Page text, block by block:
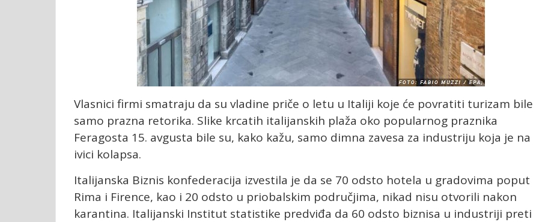
Vlasnici firmi smatraju da su vladine priče o letu u Italiji koje će povratiti turizam bile
samo prazna retorika. Slike krcatih italijanskih plaža oko popularnog praznika
Feragosta 15. avgusta bile su, kako kažu, samo dimna zavesa za industriju koja je na
ivici kolapsa.
Italijanska Biznis konfederacija izvestila je da se 70 odsto hotela u gradovima poput
Rima i Firence, kao i 20 odsto u priobalskim područjima, nikad nisu otvorili nakon
karantina. Italijanski Institut statistike predviđa da 60 odsto biznisa u industriji preti